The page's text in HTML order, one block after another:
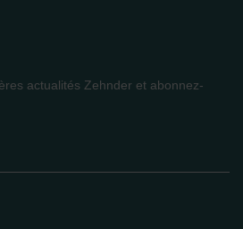
actualités Zehnder et abonnez-